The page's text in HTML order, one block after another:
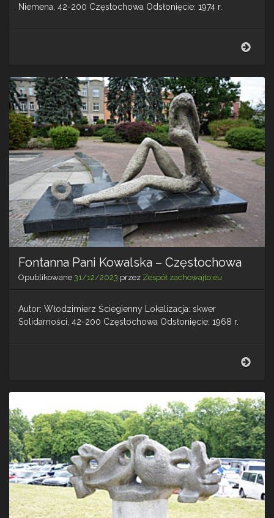
Niemena, 42-200 Częstochowa Odsłonięcie: 1974 r.
Fontanna Pani Kowalska – Częstochowa
Opublikowane 31/12/2023 przez Zespół zachowajto.eu
Autor: Włodzimierz Ściegienny Lokalizacja: skwer
Solidarności, 42-200 Częstochowa Odsłonięcie: 1968 r.
–